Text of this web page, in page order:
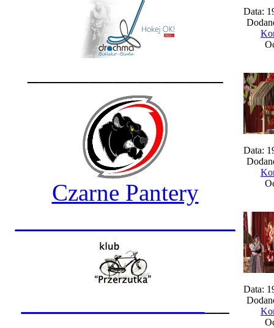
Czarne Pantery
Data:
Data:
Data: